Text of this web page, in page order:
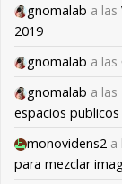
gnomalab a las
2019
gnomalab a las
gnomalab a las
espacios
monovidens2 a
para mezclar